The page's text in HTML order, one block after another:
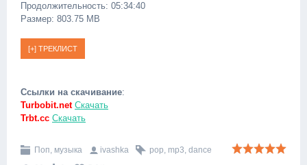
Продолжительность: 05:34:40
Размер: 803.75 MB
Ссылки на скачивание:
Turbobit.net Скачать
Trbt.cc Скачать
Поп, музыка ivashka pop, mp3, dance